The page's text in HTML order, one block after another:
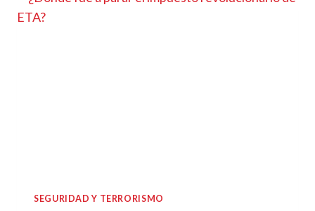
SEGURIDAD Y TERRORISMO